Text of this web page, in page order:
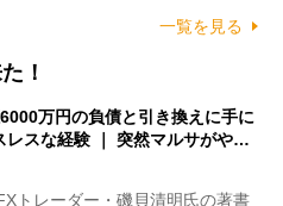
一覧を見る
！
6000万円の負債と引き換えに手に
レスな経験 ｜ 突然マルサがや…
トレーダー・磯貝清明氏の著書